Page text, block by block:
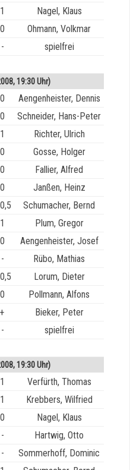
Nagel, Klaus
Ohmann, Volkmar
spielfrei
19:30 Uhr)
Aengenheister, Dennis
Schneider, Hans-Peter
Richter, Ulrich
Gosse, Holger
Fallier, Alfred
Janßen, Heinz
Schumacher, Bernd
Plum, Gregor
Aengenheister, Josef
Rübo, Mathias
Lorum, Dieter
Pollmann, Alfons
Bieker, Peter
spielfrei
19:30 Uhr)
Verfürth, Thomas
Krebbers, Wilfried
Nagel, Klaus
Hartwig, Otto
Sommerhoff, Dominic